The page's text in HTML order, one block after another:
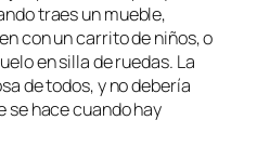
traes un mueble,
con un carrito de niños, o
en silla de ruedas. La
de todos, y no debería
se hace cuando hay